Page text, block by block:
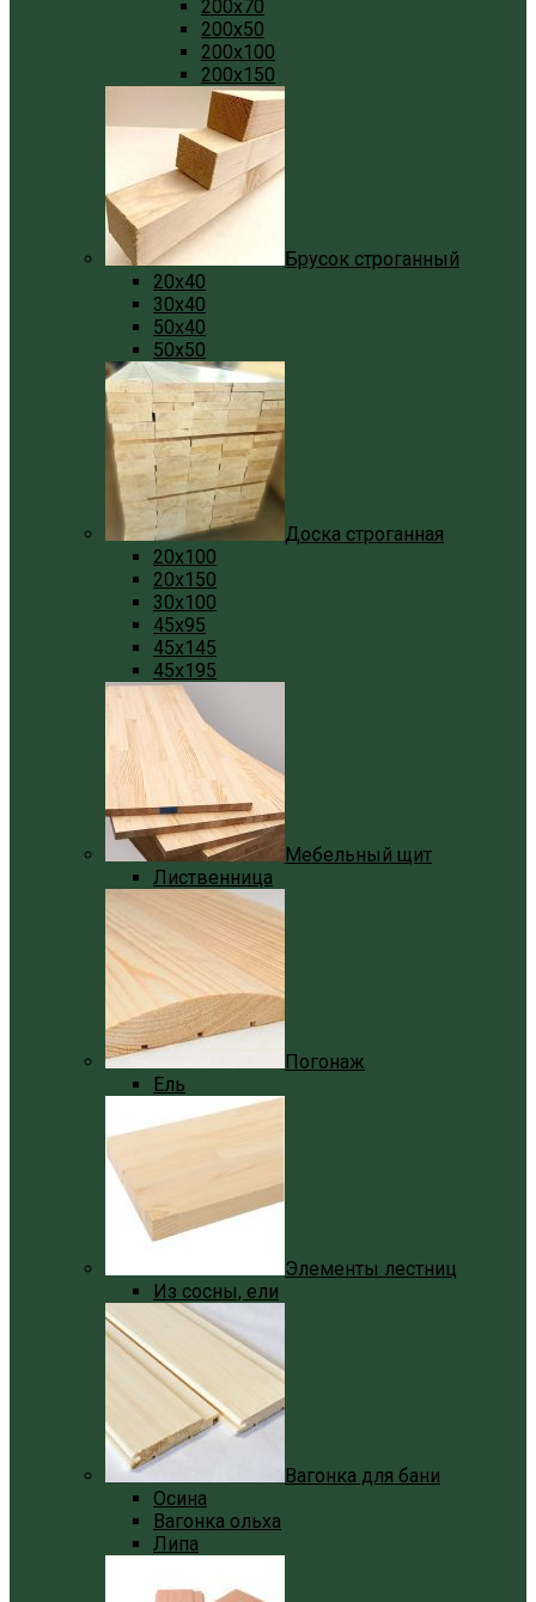
200x70
200x50
200x100
200x150
Брусок строганный
20x40
30x40
50x40
50x50
Доска строганная
20x100
20x150
30x100
45x95
45x145
45x195
Мебельный щит
Лиственница
Погонаж
Ель
Элементы лестниц
Из сосны, ели
Вагонка для бани
Осина
Вагонка ольха
Липа